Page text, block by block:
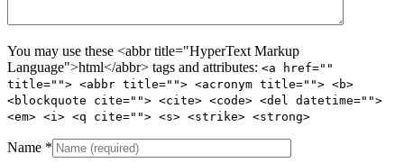
You may use these <abbr title="HyperText Markup
Language">html</abbr> tags and attributes: <a href=""
title=""> <abbr title=""> <acronym title=""> <b>
<blockquote cite=""> <cite> <code> <del datetime="">
<em> <i> <q cite=""> <s> <strike> <strong>
Name *